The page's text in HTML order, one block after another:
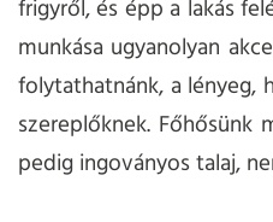
frigyről, és épp a lakás
munkása ugyanolyan
folytathatnánk, a lényeg,
szereplőknek. Főhősünk
pedig ingoványos talaj,